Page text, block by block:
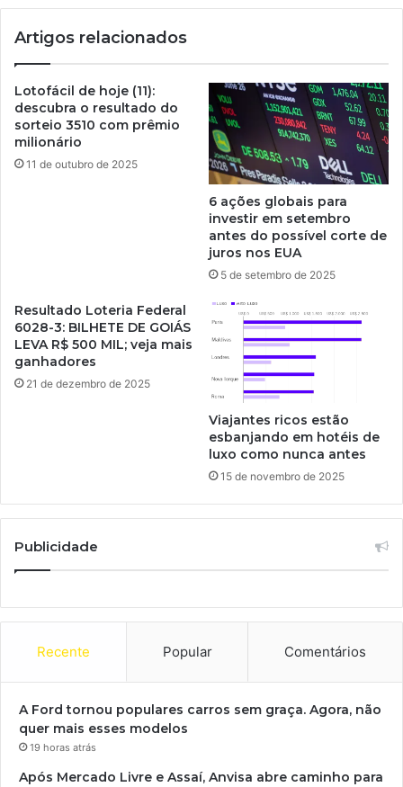
Artigos relacionados
Lotofácil de hoje (11):
descubra o resultado do
sorteio 3510 com prêmio
milionário
11 de outubro de 2025
6 ações globais para
investir em setembro
antes do possível corte de
juros nos EUA
5 de setembro de 2025
Resultado Loteria Federal
6028-3: BILHETE DE GOIÁS
LEVA R$ 500 MIL; veja mais
ganhadores
21 de dezembro de 2025
Viajantes ricos estão
esbanjando em hotéis de
luxo como nunca antes
15 de novembro de 2025
Publicidade
Recente Popular Comentários
A Ford tornou populares carros sem graça. Agora, não
quer mais esses modelos
19 horas atrás
Após Mercado Livre e Assaí, Anvisa abre caminho para